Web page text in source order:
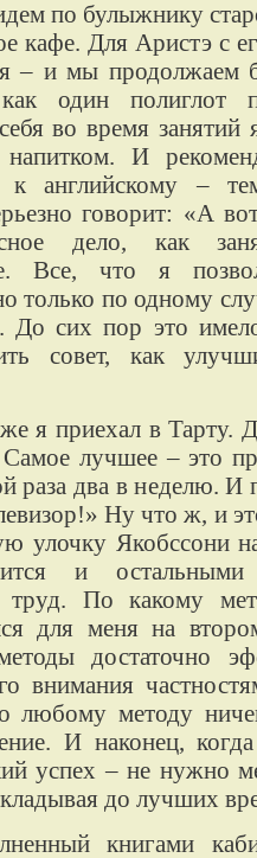
по булыжнику
кафе. Для Аристэ с
– и мы
один полиглот
во время занятий
И
к английскому –
говорит: «А
дело, как
Все, что я
только по одному
До сих пор это
совет, как
я приехал в Тарту.
лучшее – это
раза два в неделю.
Ну что ж, и
улочку Якобссони
и
труд. По какому
для меня на
достаточно
внимания
любому методу
И наконец,
успех – не нужно
до лучших
книгами